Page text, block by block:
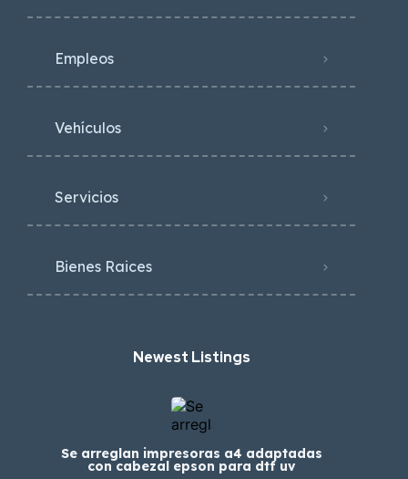
Empleos
Vehículos
Servicios
Bienes Raices
Newest Listings​
Se arreglan impresoras a4 adaptadas
con cabezal epson para dtf uv